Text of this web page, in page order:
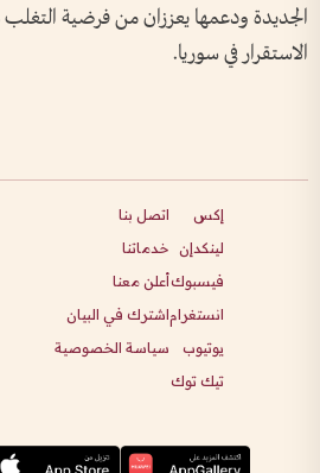
الجديدة ودعمها يعززان من فرضية
الاستقرار في سوريا.
إكس
لينكدإن
فيسبوك
انستغرام
يوتيوب
تيك توك
اتصل بنا
خدماتنا
أعلن معنا
اشترك في البيان
سياسة الخصوصية